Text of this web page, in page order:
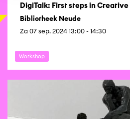
DigiTalk: First steps in Creative
Bibliotheek Neude
Za 07 sep. 2024 13:00 - 14:30
Workshop